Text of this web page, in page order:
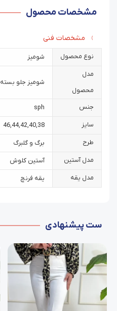
مشخصات محصول
مشخصات فنی
نوع محصول شومیز
مدل
محصول
شومیز جلو بسته
جنس sph
سایز 38
,
40
,
42
,
44
,
46
طرح برگ و گلبرگ
مدل آستین آستین کلوش
مدل یقه یقه فرنچ
ست پیشنهادی